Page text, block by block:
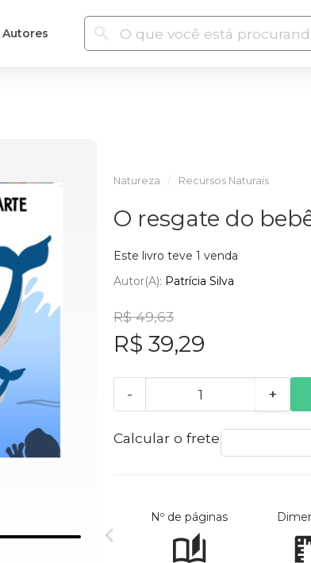
Autores
Natureza Recursos Naturais
O resgate do
Este livro teve 1 venda
Autor(a): Patrícia Silva
R$ 49,63
R$ 39,29
- +
Calcular o frete
Nº de páginas